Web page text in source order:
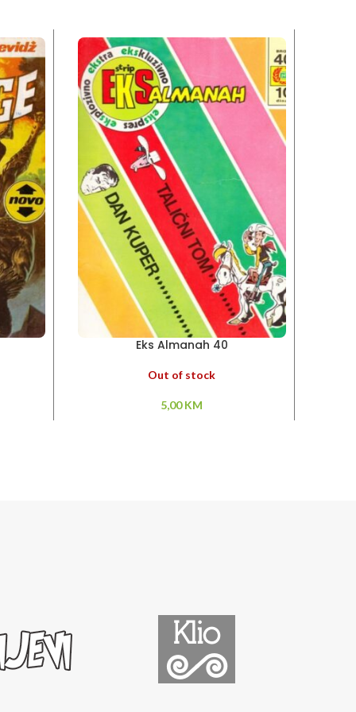
Eks Almanah 40
Out of stock
5,00KM